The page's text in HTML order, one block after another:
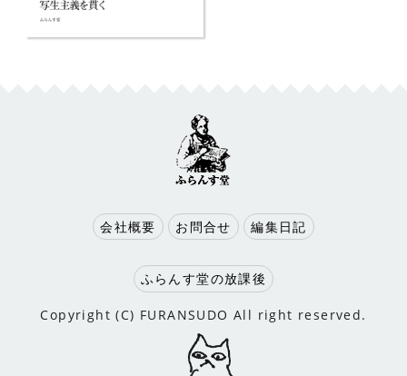
会社概要 お問合せ 編集日記
ふらんす堂の放課後
Copyright (C) FURANSUDO All right reserved.